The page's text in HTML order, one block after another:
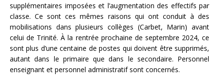
supplémentaires imposées et l’augmentation des effectifs par
classe. Ce sont ces mêmes raisons qui ont conduit à des
mobilisations dans plusieurs collèges (Carbet, Marin) avant
celui de Trinité. À la rentrée prochaine de septembre 2024, ce
sont plus d’une centaine de postes qui doivent être supprimés,
autant dans le primaire que dans le secondaire. Personnel
enseignant et personnel administratif sont concernés.